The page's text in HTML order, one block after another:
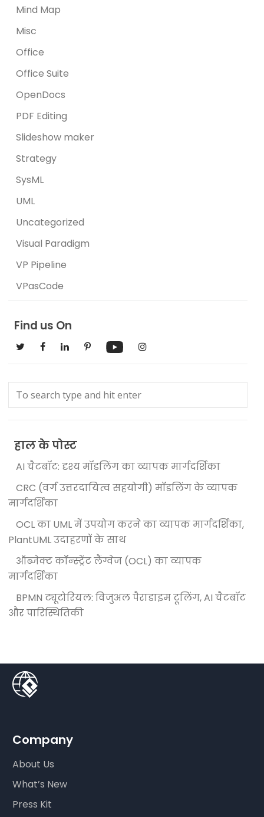
Mind Map
Misc
Office
Office Suite
OpenDocs
PDF Editing
Slideshow maker
Strategy
SysML
UML
Uncategorized
Visual Paradigm
VP Pipeline
VPasCode
Find us On
हाल के पोस्ट
AI चैटबॉट: दृश्य मॉडलिंग का व्यापक मार्गदर्शिका
CRC (वर्ग उत्तरदायित्व सहयोगी) मॉडलिंग के व्यापक
मार्गदर्शिका
OCL का UML में उपयोग करने का व्यापक मार्गदर्शिका,
PlantUML उदाहरणों के साथ
ऑब्जेक्ट कॉन्स्ट्रेंट लैंग्वेज (OCL) का व्यापक
मार्गदर्शिका
BPMN ट्यूटोरियल: विजुअल पैराडाइम टूलिंग, AI चैटबॉट
और पारिस्थितिकी
Company
About Us
What’s New
Press Kit